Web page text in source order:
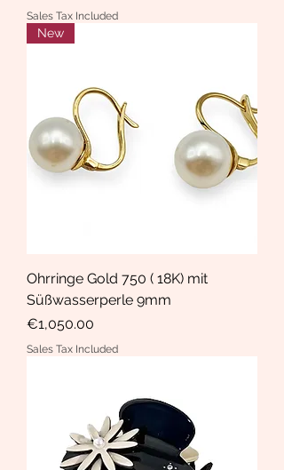
Sales Tax Included
New
Ohrringe Gold 750 ( 18K) mit
Süßwasserperle 9mm
Price
€1,050.00
Sales Tax Included